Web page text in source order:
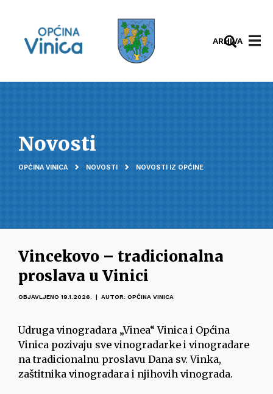
ARHIVA
Novosti
OPĆINA VINICA NOVOSTI NOVOSTI IZ OPĆINE
Vincekovo – tradicionalna
proslava u Vinici
OBJAVLJENO 19.1.2026. | AUTOR: OPĆINA VINICA
Udruga vinogradara „Vinea“ Vinica i Općina
Vinica pozivaju sve vinogradarke i vinogradare
na tradicionalnu proslavu Dana sv. Vinka,
zaštitnika vinogradara i njihovih vinograda.